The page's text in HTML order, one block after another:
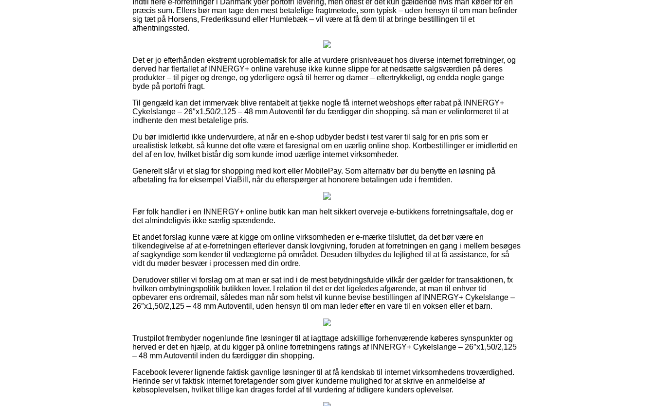
præcis sum. Ellers bør man tage den mest betalelige fragtmetode, som typisk – uden hensyn til om man befinder
sig tæt på Horsens, Frederikssund eller Humlebæk – vil være at få dem til at bringe bestillingen til et
afhentningssted.
Det er jo efterhånden ekstremt uproblematisk for alle at vurdere prisniveauet hos diverse internet forretninger, og
derved har flertallet af INNERGY+ online varehuse ikke kunne slippe for at nedsætte salgsværdien på deres
produkter – til piger og drenge, og yderligere også til herrer og damer – eftertrykkeligt, og endda nogle gange
byde på portofri fragt.
Til gengæld kan det immervæk blive rentabelt at tjekke nogle få internet webshops efter rabat på INNERGY+
Cykelslange – 26″x1,50/2,125 – 48 mm Autoventil før du færdiggør din shopping, så man er velinformeret til at
indhente den mest betalelige pris.
Du bør imidlertid ikke undervurdere, at når en e-shop udbyder bedst i test varer til salg for en pris som er
urealistisk letkøbt, så kunne det ofte være et faresignal om en uærlig online shop. Kortbestillinger er imidlertid en
del af en lov, hvilket bistår dig som kunde imod uærlige internet virksomheder.
Generelt slår vi et slag for shopping med kort eller MobilePay. Som alternativ bør du benytte en løsning på
afbetaling fra for eksempel ViaBill, når du efterspørger at honorere betalingen ude i fremtiden.
Før folk handler i en INNERGY+ online butik kan man helt sikkert overveje e-butikkens forretningsaftale, dog er
det almindeligvis ikke særlig spændende.
Et andet forslag kunne være at kigge om online virksomheden er e-mærke tilsluttet, da det bør være en
tilkendegivelse af at e-forretningen efterlever dansk lovgivning, foruden at forretningen en gang i mellem besøges
af sagkyndige som kender til vedtægterne på området. Desuden tilbydes du lejlighed til at få assistance, for så
vidt du møder besvær i processen med din ordre.
Derudover stiller vi forslag om at man er sat ind i de mest betydningsfulde vilkår der gælder for transaktionen, fx
hvilken ombytningspolitik butikken lover. I relation til det er det ligeledes afgørende, at man til enhver tid
opbevarer ens ordremail, således man når som helst vil kunne bevise bestillingen af INNERGY+ Cykelslange –
26″x1,50/2,125 – 48 mm Autoventil, uden hensyn til om man leder efter en vare til en voksen eller et barn.
Trustpilot frembyder nogenlunde fine løsninger til at iagttage adskillige forhenværende køberes synspunkter og
herved er det en hjælp, at du kigger på online forretningens ratings af INNERGY+ Cykelslange – 26″x1,50/2,125
– 48 mm Autoventil inden du færdiggør din shopping.
Facebook leverer lignende faktisk gavnlige løsninger til at få kendskab til internet virksomhedens troværdighed.
Herinde ser vi faktisk internet foretagender som giver kunderne mulighed for at skrive en anmeldelse af
købsoplevelsen, hvilket tillige kan drages fordel af til vurdering af tidligere kunders oplevelser.